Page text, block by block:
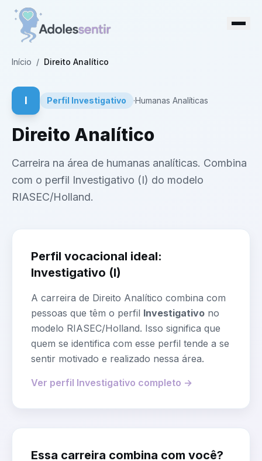
Início / Direito Analítico
I Perfil Investigativo ·Humanas Analíticas
Direito Analítico
Carreira na área de humanas analíticas. Combina
com o perfil Investigativo (I) do modelo
RIASEC/Holland.
Perfil vocacional ideal:
Investigativo (I)
A carreira de Direito Analítico combina com
pessoas que têm o perfil Investigativo no
modelo RIASEC/Holland. Isso significa que
quem se identifica com esse perfil tende a se
sentir motivado e realizado nessa área.
Ver perfil Investigativo completo →
Essa carreira combina com você?